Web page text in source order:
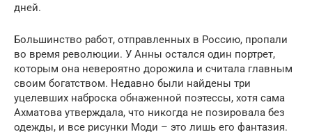
дней.
Большинство работ, отправленных в Россию, пропали
во время революции. У Анны остался один портрет,
которым она невероятно дорожила и считала главным
своим богатством. Недавно были найдены три
уцелевших наброска обнаженной поэтессы, хотя сама
Ахматова утверждала, что никогда не позировала без
одежды, и все рисунки Моди – это лишь его фантазия.